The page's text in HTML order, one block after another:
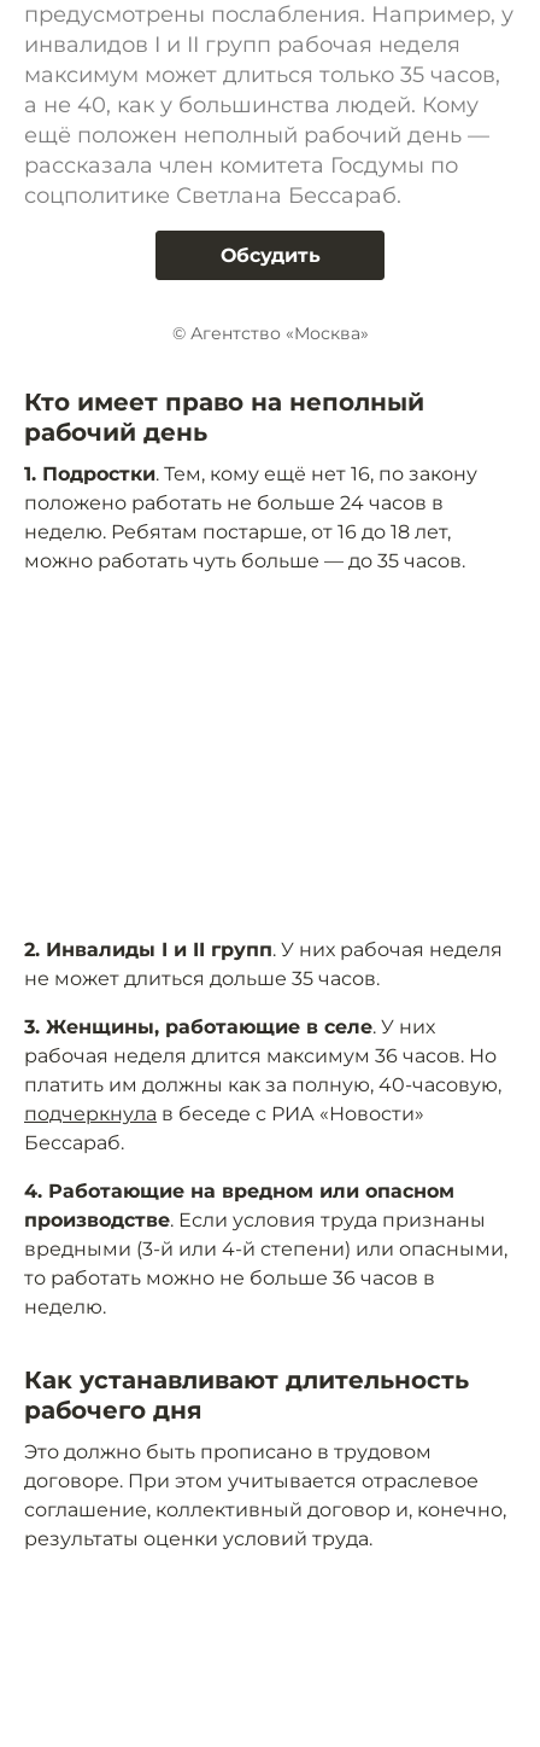
предусмотрены послабления. Например, у
инвалидов I и II групп рабочая неделя
максимум может длиться только 35 часов,
а не 40, как у большинства людей. Кому
ещё положен неполный рабочий день —
рассказала член комитета Госдумы по
соцполитике Светлана Бессараб.
Обсудить
© Агентство «Москва»
Кто имеет право на неполный
рабочий день
1. Подростки. Тем, кому ещё нет 16, по закону
положено работать не больше 24 часов в
неделю. Ребятам постарше, от 16 до 18 лет,
можно работать чуть больше — до 35 часов.
2. Инвалиды I и II групп. У них рабочая неделя
не может длиться дольше 35 часов.
3. Женщины, работающие в селе. У них
рабочая неделя длится максимум 36 часов. Но
платить им должны как за полную, 40-часовую,
подчеркнула в беседе с РИА «Новости»
Бессараб.
4. Работающие на вредном или опасном
производстве. Если условия труда признаны
вредными (3-й или 4-й степени) или опасными,
то работать можно не больше 36 часов в
неделю.
Как устанавливают длительность
рабочего дня
Это должно быть прописано в трудовом
договоре. При этом учитывается отраслевое
соглашение, коллективный договор и, конечно,
результаты оценки условий труда.